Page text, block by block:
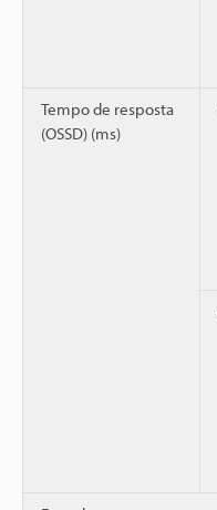
Tempo de resposta
(OSSD) (ms)